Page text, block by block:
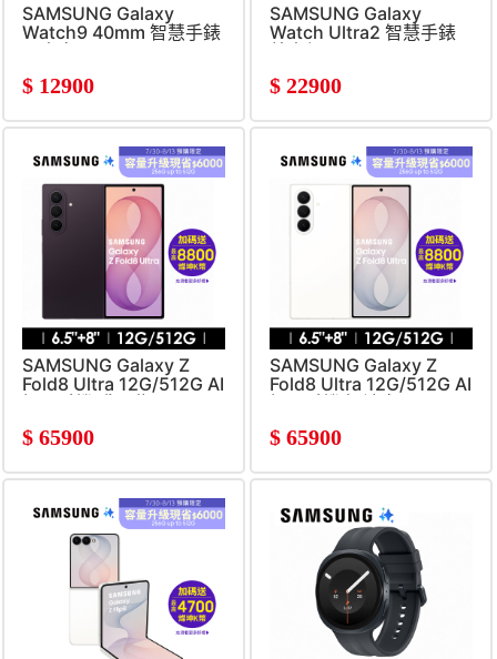
SAMSUNG Galaxy
Watch9 40mm 智慧手錶
星光白
$ 12900
SAMSUNG Galaxy
Watch Ultra2 智慧手錶
鈦光銀
$ 22900
SAMSUNG Galaxy Z
Fold8 Ultra 12G/512G AI
$ 65900
SAMSUNG Galaxy Z
Fold8 Ultra 12G/512G AI
$ 65900